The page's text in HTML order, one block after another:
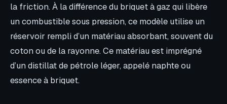
la friction. À la différence du briquet à gaz qui libère
un combustible sous pression, ce modèle utilise un
réservoir rempli d’un matériau absorbant, souvent du
coton ou de la rayonne. Ce matériau est imprégné
d’un distillat de pétrole léger, appelé naphte ou
essence à briquet.